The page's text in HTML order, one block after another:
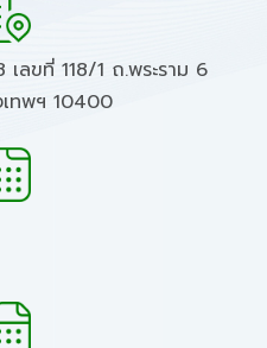
ลขที่ 118/1 ถ.พระราม 6
ทพฯ 10400